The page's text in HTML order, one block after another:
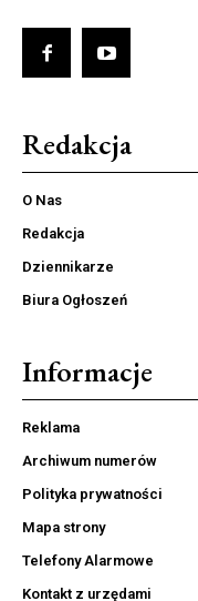
Redakcja
O Nas
Redakcja
Dziennikarze
Biura Ogłoszeń
Informacje
Reklama
Archiwum numerów
Polityka prywatności
Mapa strony
Telefony Alarmowe
Kontakt z urzędami